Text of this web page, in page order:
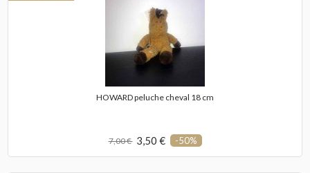
HOWARD peluche cheval 18 cm
7,00 € 3,50 € -50%